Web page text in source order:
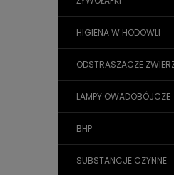
HIGIENA W HODOWLI
ODSTRASZACZE
LAMPY OWADOBÓJCZE
BHP
SUBSTANCJE CZYNNE